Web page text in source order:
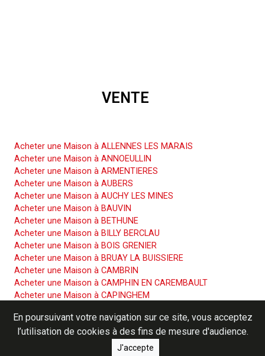
En poursuivant votre navigation sur ce site, vous acceptez
l’utilisation de cookies à des fins de mesure d'audience.
J'accepte
VENTE
Acheter une Maison à ALLENNES LES MARAIS
Acheter une Maison à ANNOEULLIN
Acheter une Maison à ARMENTIERES
Acheter une Maison à AUBERS
Acheter une Maison à AUCHY LES MINES
Acheter une Maison à BAUVIN
Acheter une Maison à BETHUNE
Acheter une Maison à BILLY BERCLAU
Acheter une Maison à BOIS GRENIER
Acheter une Maison à BRUAY LA BUISSIERE
Acheter une Maison à CAMBRIN
Acheter une Maison à CAMPHIN EN CAREMBAULT
Acheter une Maison à CAPINGHEM
Acheter une Maison à CARVIN
Acheter une Maison à COURCELLES LES LENS
Acheter une Maison à CUINCHY